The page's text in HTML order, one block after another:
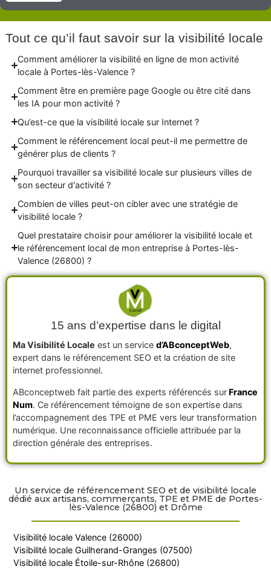
Tout ce qu’il faut savoir sur la visibilité locale
Comment améliorer la visibilité en ligne de mon activité
locale à Portes-lès-Valence ?
Comment être en première page Google ou être cité dans
les IA pour mon activité ?
Qu’est-ce que la visibilité locale sur Internet ?
Comment le référencement local peut-il me permettre de
générer plus de clients ?
Pourquoi travailler sa visibilité locale sur plusieurs villes de
son secteur d'activité ?
Combien de villes peut-on cibler avec une stratégie de
visibilité locale ?
Quel prestataire choisir pour améliorer la visibilité locale et
le référencement local de mon entreprise à Portes-lès-
Valence (26800) ?
15 ans d’expertise dans le digital
Ma Visibilité Locale est un service d’ABconceptWeb,
expert dans le référencement SEO et la création de site
internet professionnel.
ABconceptweb fait partie des experts référencés surFrance
Num. Ce référencement témoigne de son expertise dans
l’accompagnement des TPE et PME vers leur transformation
numérique. Une reconnaissance officielle attribuée par la
direction générale des entreprises.
Un service de référencement SEO et de visibilité locale
dédié aux artisans, commerçants, TPE et PME de Portes-
lès-Valence (26800) et Drôme
Visibilité locale Valence (26000)
Visibilité locale Guilherand-Granges (07500)
Visibilité locale Étoile-sur-Rhône (26800)